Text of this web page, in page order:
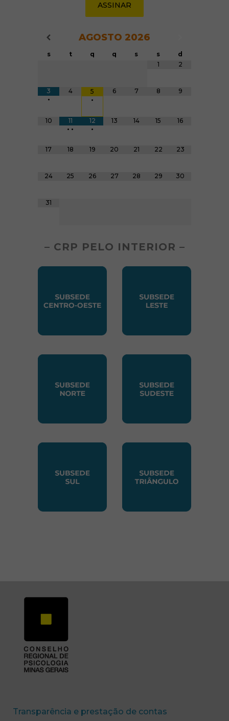
Navegação do Calendário
AGOSTO 2026
s t q q s s
d
1
2
3
•
4
5
•
6 7 8 9
10
11
• •
12
•
13 14 15 16
17 18 19 20 21 22 23
24 25 26 27 28 29 30
31
– CRP PELO INTERIOR –
Transparência e prestação de contas